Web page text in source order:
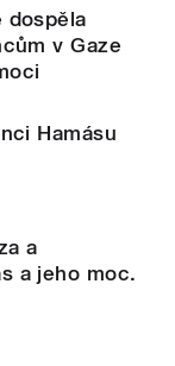
dospěla
v Gaze
Hamásu
a
a jeho moc.